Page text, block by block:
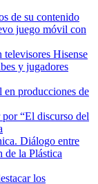
de su contenido
juego móvil con
Hisense
y jugadores
en producciones de
“El discurso del
Diálogo entre
de la Plástica
los